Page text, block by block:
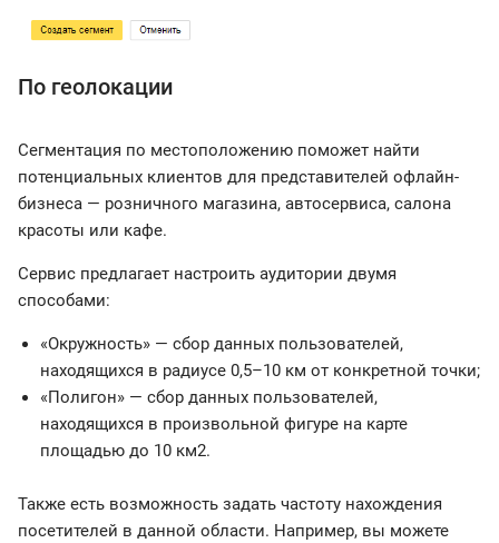
По геолокации
Сегментация по местоположению поможет найти
потенциальных клиентов для представителей офлайн-
бизнеса — розничного магазина, автосервиса, салона
красоты или кафе.
Сервис предлагает настроить аудитории двумя
способами:
«Окружность» — сбор данных пользователей,
находящихся в радиусе 0,5–10 км от конкретной точки;
«Полигон» — сбор данных пользователей,
находящихся в произвольной фигуре на карте
площадью до 10 км2.
Также есть возможность задать частоту нахождения
посетителей в данной области. Например, вы можете